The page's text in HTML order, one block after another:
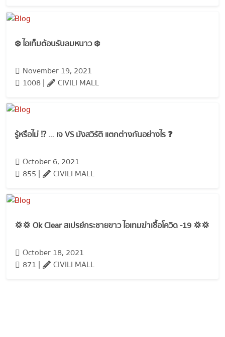
❄️ ไอเท็มต้อนรับลมหนาว ❄️
November 19, 2021
1008 |
CIVILI MALL
รู้หรือไม่ ⁉️ … เจ VS มังสวิรัติ แตกต่างกันอย่างไร ❓
October 6, 2021
855 |
CIVILI MALL
💢💢 Ok Clear สเปรย์กระชายขาว ไอเทมฆ่าเชื้อโควิด -19 💢💢
October 18, 2021
871 |
CIVILI MALL